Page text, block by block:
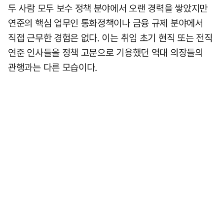
두 사람 모두 보수 정책 분야에서 오랜 경력을 쌓았지만
연준의 핵심 업무인 통화정책이나 금융 규제 분야에서
직접 근무한 경험은 없다. 이는 취임 초기 현직 또는 전직
연준 인사들을 정책 고문으로 기용했던 역대 의장들의
관행과는 다른 모습이다.